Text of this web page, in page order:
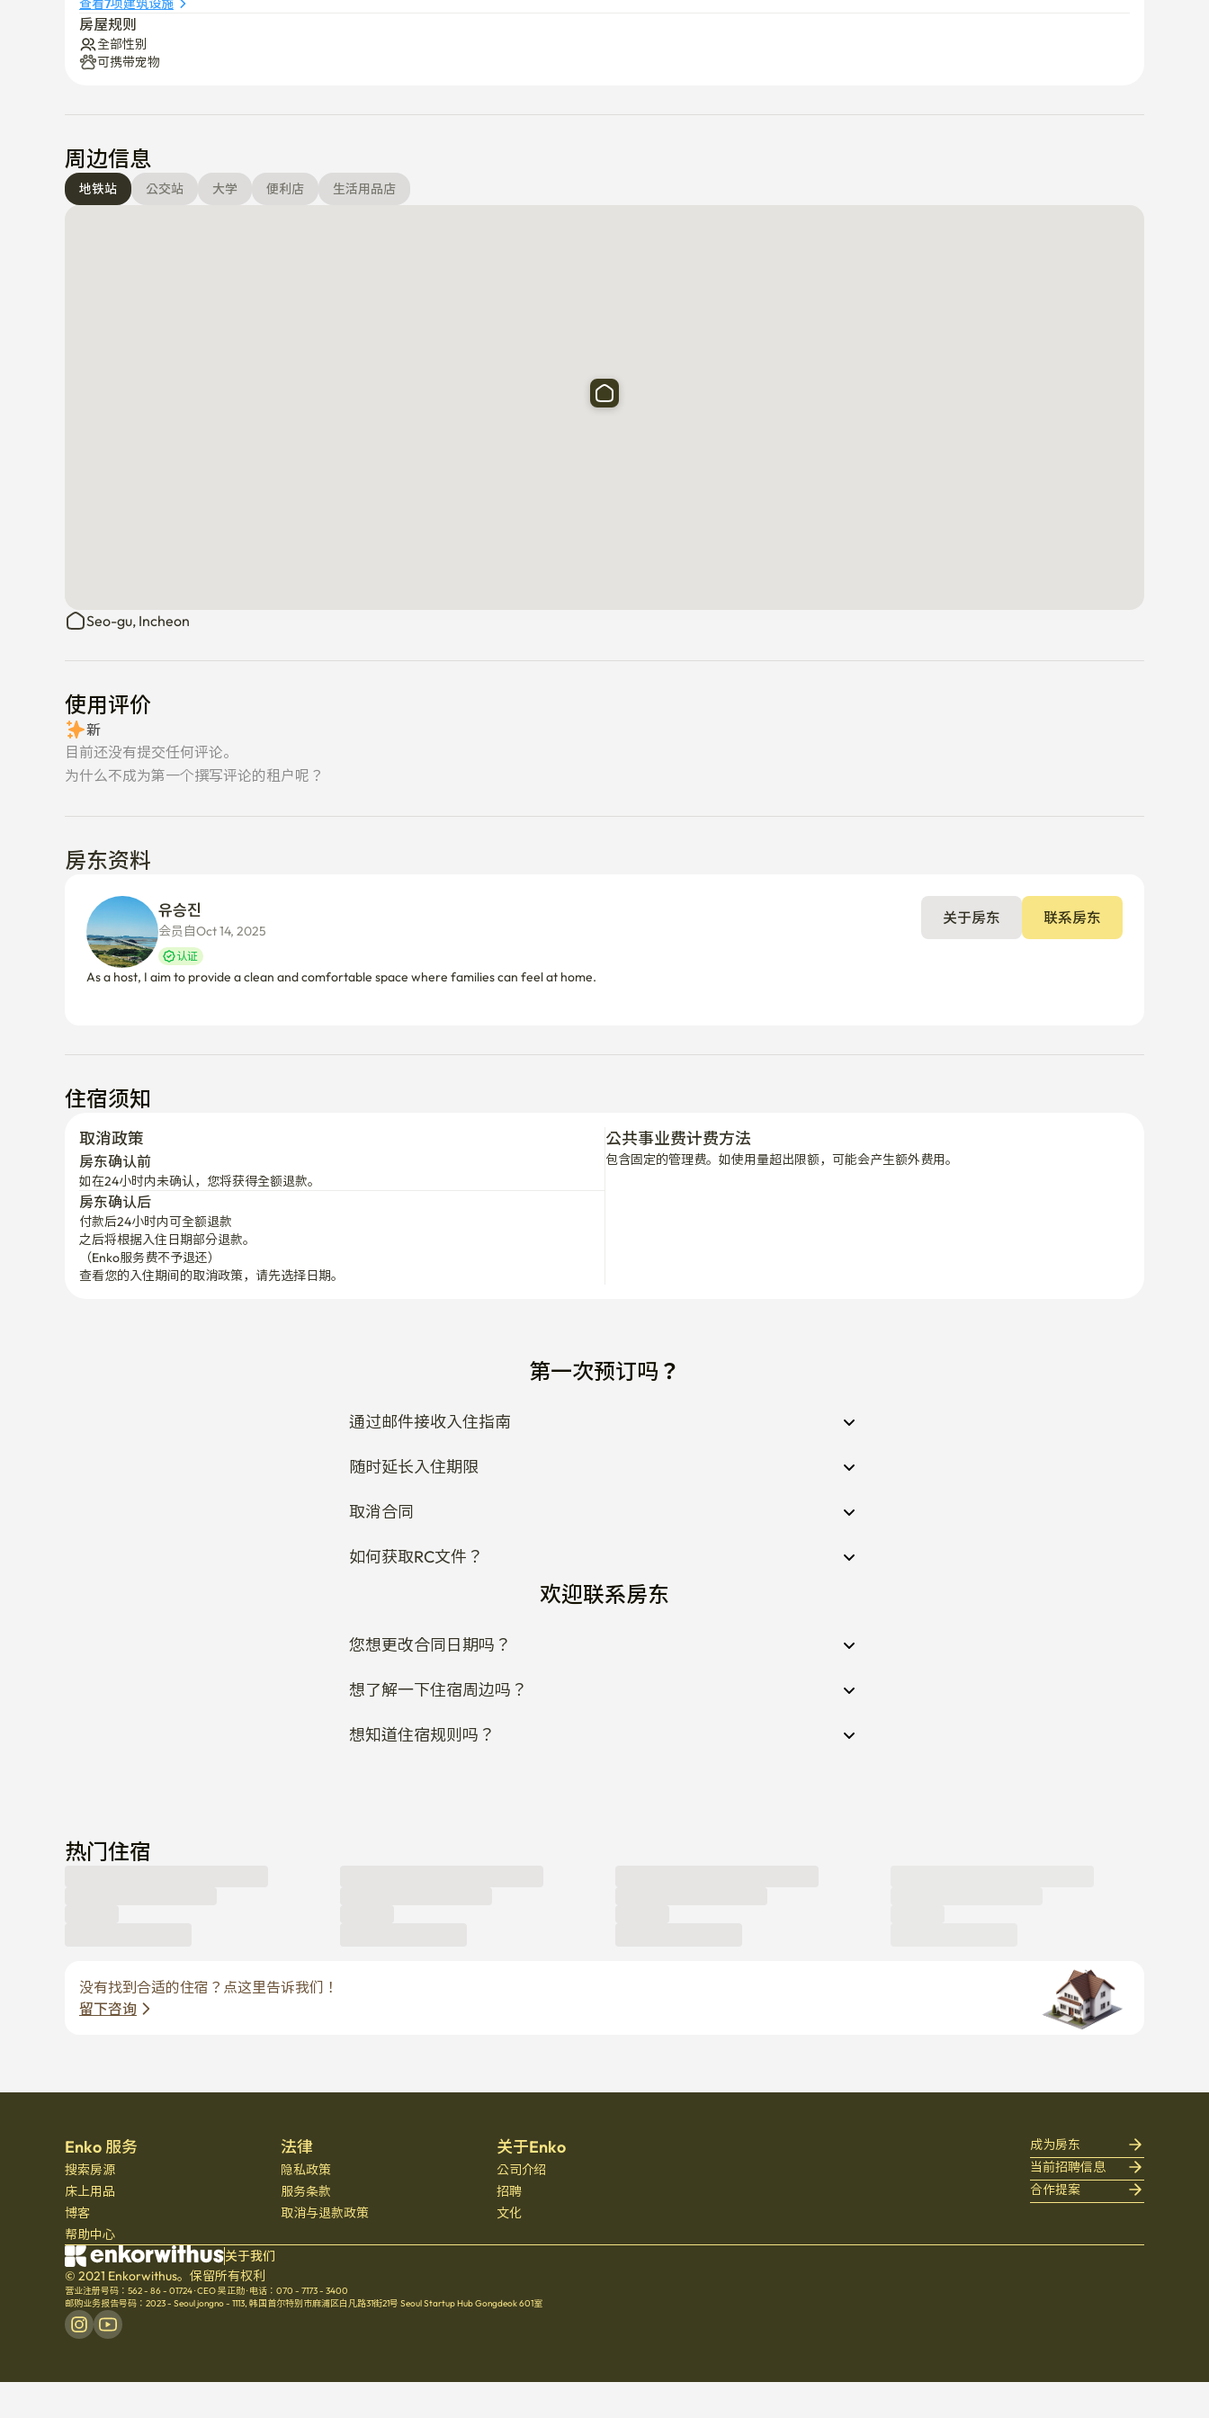
查看7项建筑设施
房屋规则
全部性别
可携带宠物
周边信息
地铁站 公交站 大学 便利店 生活用品店
Seo-gu, Incheon
使用评价
新
目前还没有提交任何评论。
为什么不成为第一个撰写评论的租户呢？
房东资料
会员自Oct 14, 2025
认证
关于房东 联系房东
As a host, I aim to provide a clean and comfortable space where families can feel at home.
住宿须知
取消政策
房东确认前
如在24小时内未确认，您将获得全额退款。
房东确认后
付款后24小时内可全额退款
之后将根据入住日期部分退款。
（Enko服务费不予退还）
查看您的入住期间的取消政策，请先选择日期。
公共事业费计费方法
包含固定的管理费。如使用量超出限额，可能会产生额外费用。
第一次预订吗？
通过邮件接收入住指南
随时延长入住期限
取消合同
如何获取RC文件？
欢迎联系房东
您想更改合同日期吗？
想了解一下住宿周边吗？
想知道住宿规则吗？
热门住宿
没有找到合适的住宿？点这里告诉我们！
留下咨询
Enko 服务
搜索房源
床上用品
博客
帮助中心
法律
隐私政策
服务条款
取消与退款政策
关于Enko
公司介绍
招聘
文化
成为房东
当前招聘信息
合作提案
关于我们
© 2021 Enkorwithus。保留所有权利
营业注册号码：562 - 86 - 01724·CEO 吴正勋· 电话：070 - 7173 - 3400
邮购业务报告号码：2023 - Seoul jongno - 1113, 韩国首尔特别市麻浦区白凡路31街21号 Seoul Startup Hub Gongdeok 601室